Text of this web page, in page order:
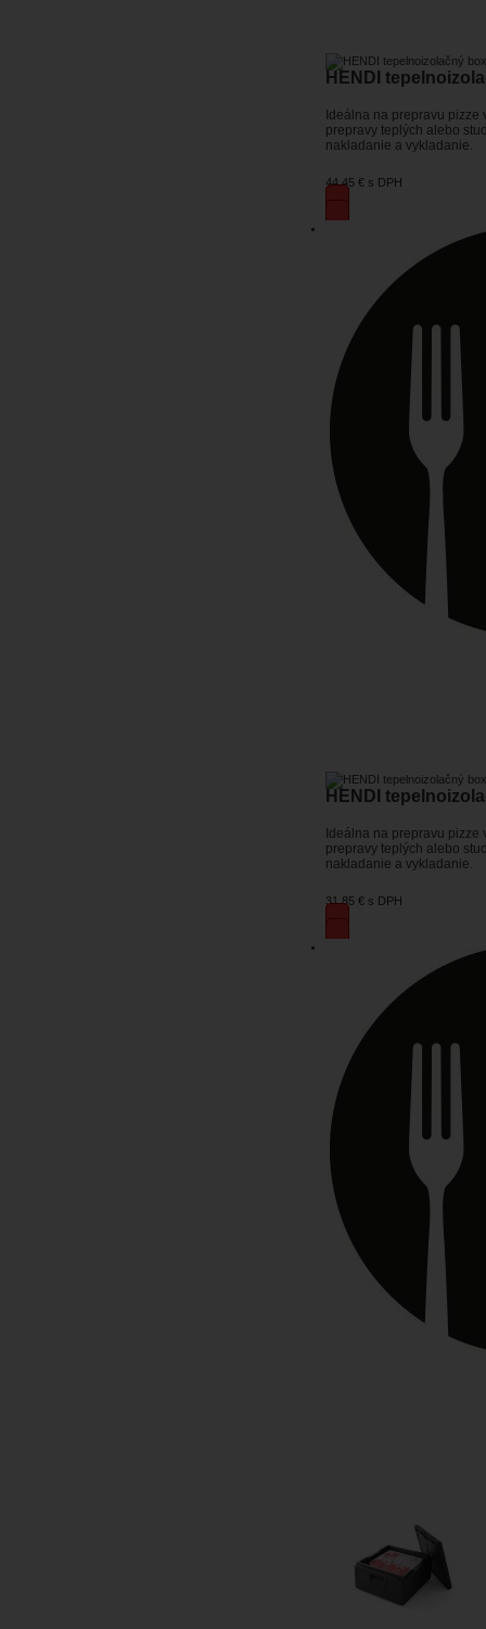
HENDI
Ideálna na prepravu
prepravy teplých alebo
nakladanie a vykladanie.
44,45 € s DPH
HENDI
Ideálna na prepravu
prepravy teplých alebo
nakladanie a vykladanie.
31,85 € s DPH